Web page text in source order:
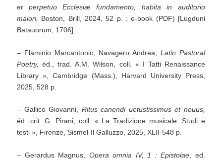
et perpetuo Ecclesiæ fundamento, habita in auditorio
maiori, Boston, Brill, 2024, 52 p. : e-book (PDF) [Lugduni
Batauorum, 1706].
– Flaminio Marcantonio, Navagero Andrea,Latin Pastoral
Poetry, éd., trad. A.M. Wilson, coll. « I Tatti Renaissance
Library », Cambridge (Mass.), Harvard University Press,
2025, 528 p.
– Gallico Giovanni, Ritus canendi uetustissimus et nouus,
éd. crit. G. Pirani, coll. « La Tradizione musicale. Studi e
testi », Firenze, Sismel-Il Galluzzo, 2025, XLII-548 p.
– Gerardus Magnus, Opera omnia IV, 1 : Epistolae , ed.